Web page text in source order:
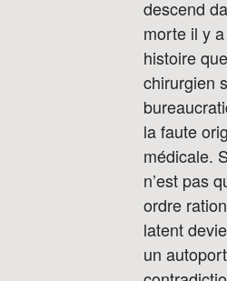
descend
morte il y
histoire
chirurgien
la faute
médicale.
n’est pas
ordre
latent
un